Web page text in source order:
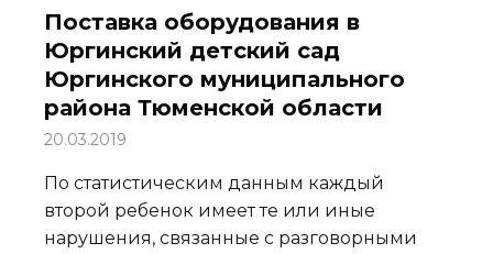
Поставка оборудования в
Юргинский детский сад
Юргинского муниципального
района Тюменской области
20.03.2019
По статистическим данным каждый
второй ребенок имеет те или иные
нарушения, связанные с разговорными